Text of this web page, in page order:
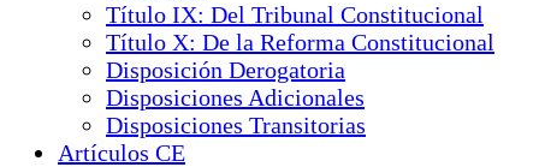
Título IX: Del Tribunal Constitucional
Título X: De la Reforma Constitucional
Disposición Derogatoria
Disposiciones Adicionales
Disposiciones Transitorias
Artículos CE